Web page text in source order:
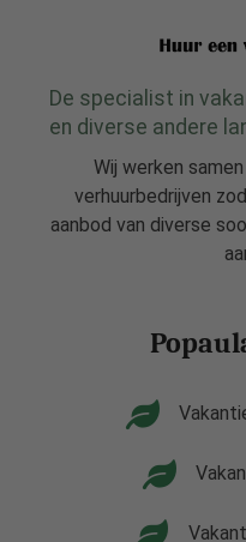
De specialist in
en diverse andere
Wij werken
verhuurbedrijven
aanbod van diverse